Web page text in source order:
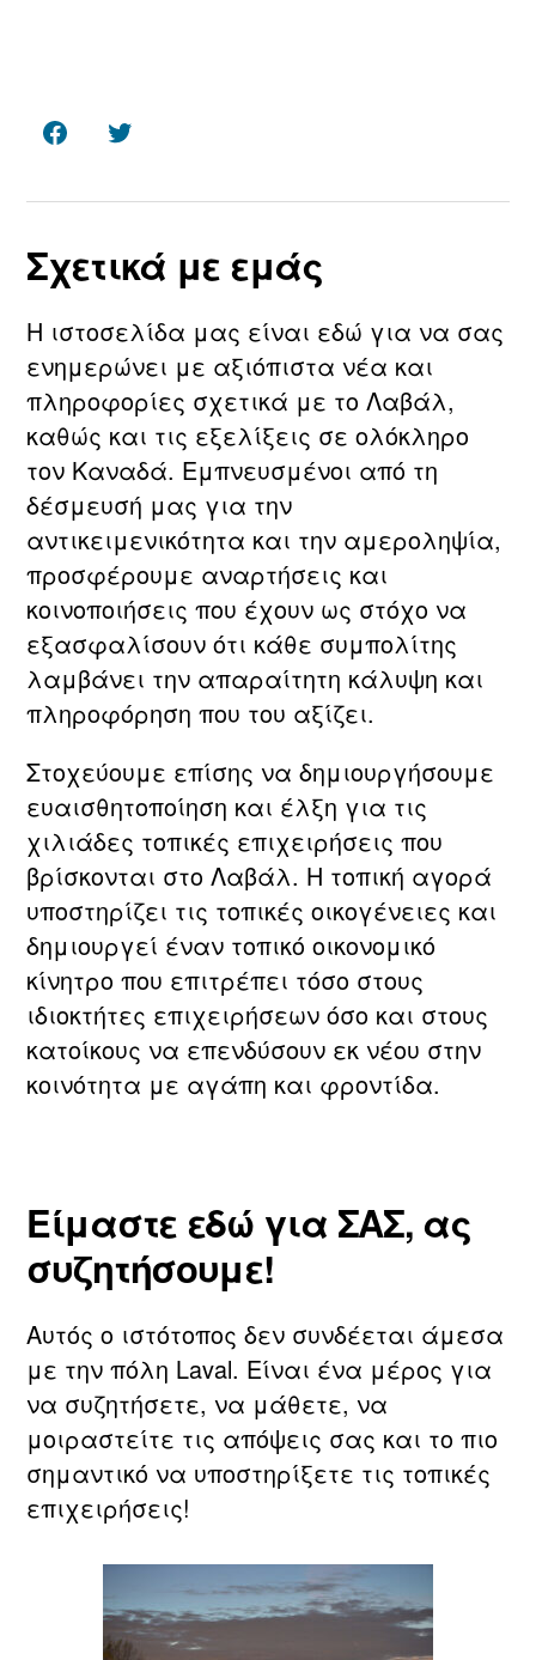
FacebookTwitter
Σχετικά με εμάς
Η ιστοσελίδα μας είναι εδώ για να σας
ενημερώνει με αξιόπιστα νέα και
πληροφορίες σχετικά με τo Λαβάλ,
καθώς και τις εξελίξεις σε ολόκληρο
τον Καναδά. Εμπνευσμένοι από τη
δέσμευσή μας για την
αντικειμενικότητα και την αμεροληψία,
προσφέρουμε αναρτήσεις και
κοινοποιήσεις που έχουν ως στόχο να
εξασφαλίσουν ότι κάθε συμπολίτης
λαμβάνει την απαραίτητη κάλυψη και
πληροφόρηση που του αξίζει.
Στοχεύουμε επίσης να δημιουργήσουμε
ευαισθητοποίηση και έλξη για τις
χιλιάδες τοπικές επιχειρήσεις που
βρίσκονται στο Λαβάλ. Η τοπική αγορά
υποστηρίζει τις τοπικές οικογένειες και
δημιουργεί έναν τοπικό οικονομικό
κίνητρο που επιτρέπει τόσο στους
ιδιοκτήτες επιχειρήσεων όσο και στους
κατοίκους να επενδύσουν εκ νέου στην
κοινότητα με αγάπη και φροντίδα.
Είμαστε εδώ για ΣΑΣ, ας
συζητήσουμε!
Αυτός ο ιστότοπος δεν συνδέεται άμεσα
με την πόλη Laval. Είναι ένα μέρος για
να συζητήσετε, να μάθετε, να
μοιραστείτε τις απόψεις σας και το πιο
σημαντικό να υποστηρίξετε τις τοπικές
επιχειρήσεις!